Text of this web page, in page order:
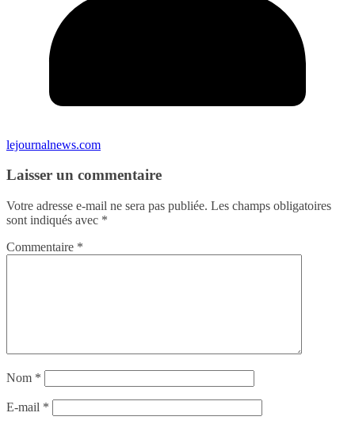
lejournalnews.com
Laisser un commentaire
Votre adresse e-mail ne sera pas publiée. Les champs obligatoires
sont indiqués avec *
Commentaire *
Nom *
E-mail *